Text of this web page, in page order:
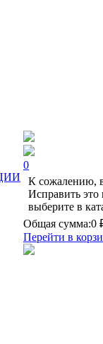
0
К сожалению,
Исправить это
выберите в
Общая сумма:0
Перейти в